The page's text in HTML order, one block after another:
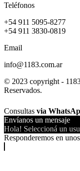
Teléfonos
+54 911 5095-8277
+54 911 3830-0819
Email
info@1183.com.ar
© 2023 copyright -
Reservados.
Consultas via
Envíanos un mensaje
Hola! Seleccioná un
Responderemos en